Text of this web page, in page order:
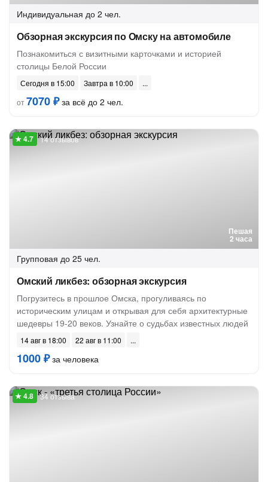
Индивидуальная до 2 чел.
Обзорная экскурсия по Омску на автомобиле
Познакомиться с визитными карточками и историей
столицы Белой России
Сегодня в 15:00
Завтра в 10:00
от7070 ₽за всё до 2 чел.
Пешая
2 часа
14 отзывов
Групповая до 25 чел.
Омский ликбез: обзорная экскурсия
Погрузитесь в прошлое Омска, прогуливаясь по
историческим улицам и открывая для себя архитектурные
шедевры 19-20 веков. Узнайте о судьбах известных людей
14 авг в 18:00 22 авг в 11:00
1000 ₽за человека
34 отзыва